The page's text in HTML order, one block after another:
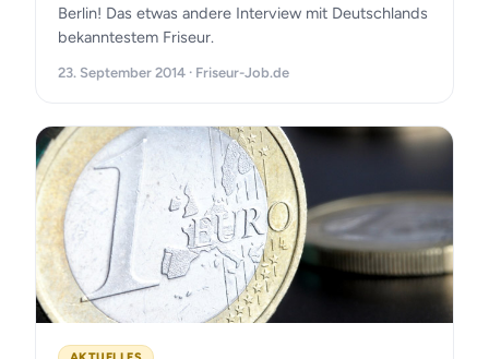
Berlin! Das etwas andere Interview mit Deutschlands
bekanntestem Friseur.
23. September 2014 · Friseur-Job.de